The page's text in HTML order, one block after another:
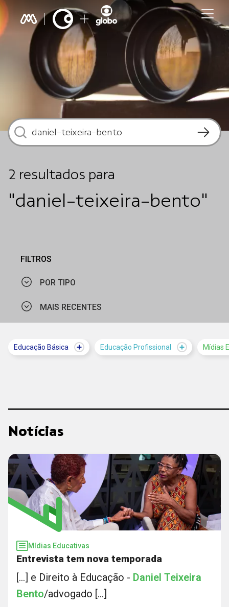
2 resultados para
"daniel-teixeira-bento"
FILTROS
POR TIPO
MAIS RECENTES
Educação Básica Educação Profissional Mídias
Notícias
Mídias Educativas
Entrevista tem nova temporada
[...] e Direito à Educação - Daniel Teixeira
Bento/advogado [...]